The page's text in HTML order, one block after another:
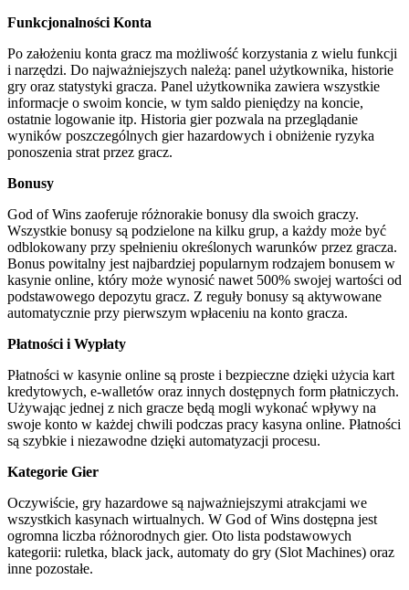
Funkcjonalności Konta
Po założeniu konta gracz ma możliwość korzystania z wielu funkcji
i narzędzi. Do najważniejszych należą: panel użytkownika, historie
gry oraz statystyki gracza. Panel użytkownika zawiera wszystkie
informacje o swoim koncie, w tym saldo pieniędzy na koncie,
ostatnie logowanie itp. Historia gier pozwala na przeglądanie
wyników poszczególnych gier hazardowych i obniżenie ryzyka
ponoszenia strat przez gracz.
Bonusy
God of Wins zaoferuje różnorakie bonusy dla swoich graczy.
Wszystkie bonusy są podzielone na kilku grup, a każdy może być
odblokowany przy spełnieniu określonych warunków przez gracza.
Bonus powitalny jest najbardziej popularnym rodzajem bonusem w
kasynie online, który może wynosić nawet 500% swojej wartości od
podstawowego depozytu gracz. Z reguły bonusy są aktywowane
automatycznie przy pierwszym wpłaceniu na konto gracza.
Płatności i Wypłaty
Płatności w kasynie online są proste i bezpieczne dzięki użycia kart
kredytowych, e-walletów oraz innych dostępnych form płatniczych.
Używając jednej z nich gracze będą mogli wykonać wpływy na
swoje konto w każdej chwili podczas pracy kasyna online. Płatności
są szybkie i niezawodne dzięki automatyzacji procesu.
Kategorie Gier
Oczywiście, gry hazardowe są najważniejszymi atrakcjami we
wszystkich kasynach wirtualnych. W God of Wins dostępna jest
ogromna liczba różnorodnych gier. Oto lista podstawowych
kategorii: ruletka, black jack, automaty do gry (Slot Machines) oraz
inne pozostałe.